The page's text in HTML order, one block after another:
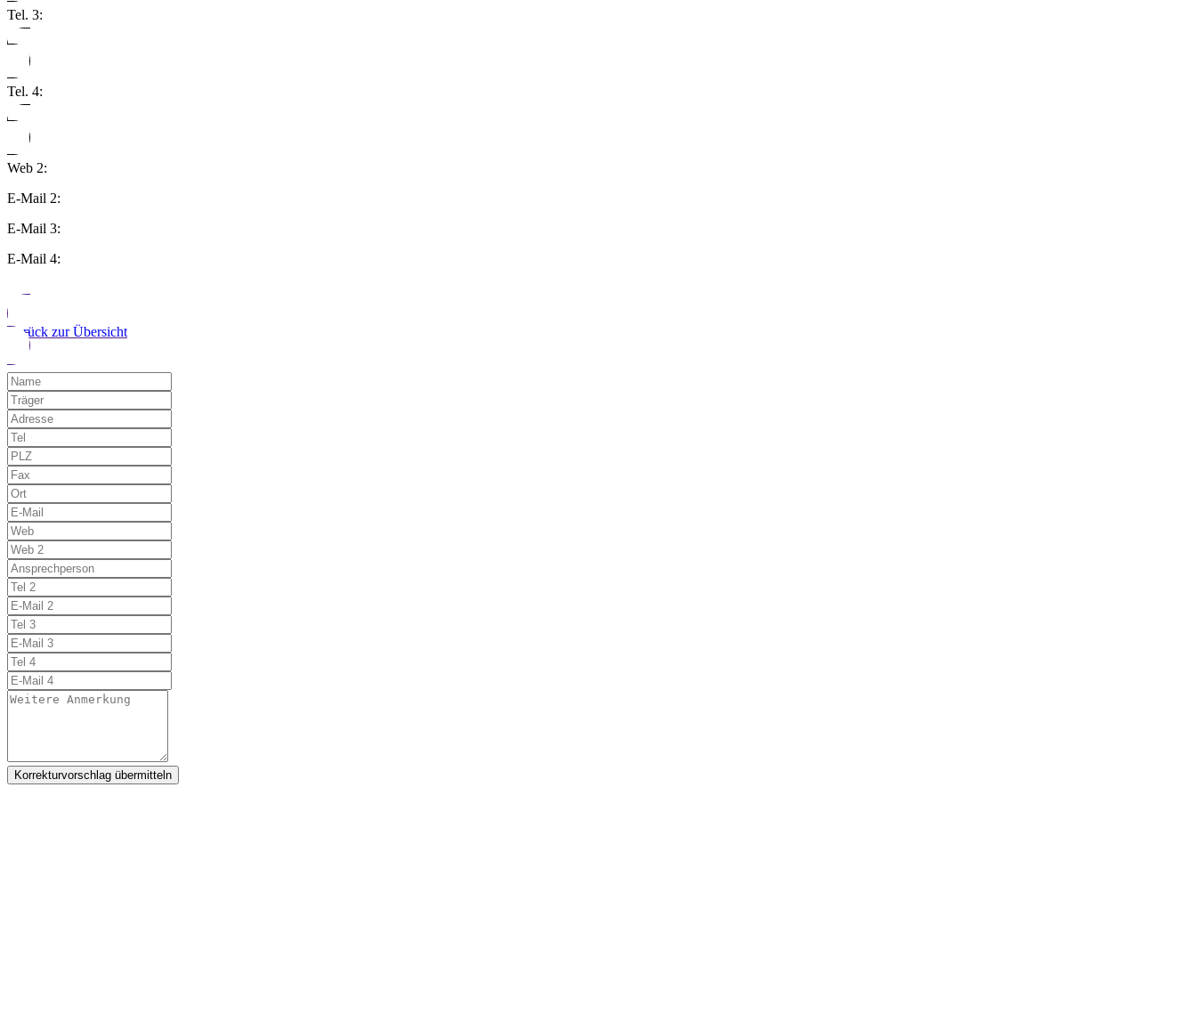
Tel. 3:
Tel. 4:
Web 2:
E-Mail 2:
E-Mail 3:
E-Mail 4:
Zurück zur Übersicht
Korrekturvorschlag übermitteln